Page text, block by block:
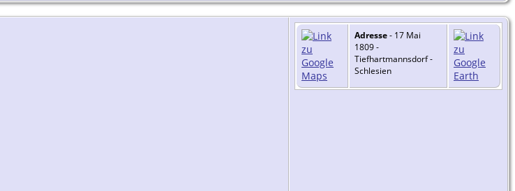
Adresse- 17 Mai
1809 -
Tiefhartmannsdorf -
Schlesien